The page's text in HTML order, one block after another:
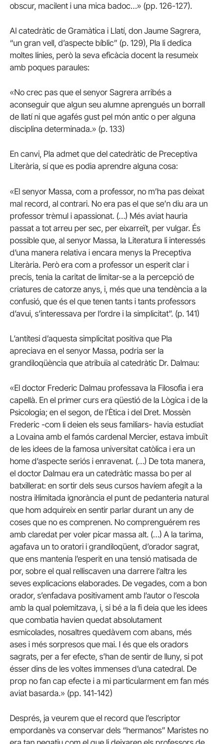
obscur, macilent i una mica badoc…» (pp. 126-127).
Al catedràtic de Gramàtica i Llatí, don Jaume Sagrera,
“un gran vell, d’aspecte bíblic” (p. 129), Pla li dedica
moltes línies, però la seva eficàcia docent la resumeix
amb poques paraules:
«No crec pas que el senyor Sagrera arribés a
aconseguir que algun seu alumne aprengués un borrall
de llatí ni que agafés gust pel món antic o per alguna
disciplina determinada.» (p. 133)
En canvi, Pla admet que del catedràtic de Preceptiva
Literària, sí que es podia aprendre alguna cosa:
«El senyor Massa, com a professor, no m’ha pas deixat
mal record, al contrari. No era pas el que se’n diu ara un
professor trèmul i apassionat. (…) Més aviat hauria
passat a tot arreu per sec, per eixarreït, per vulgar. És
possible que, al senyor Massa, la Literatura li interessés
d’una manera relativa i encara menys la Preceptiva
Literària. Però era com a professor un esperit clar i
precís, tenia la caritat de limitar-se a la percepció de
criatures de catorze anys, i, més que una tendència a la
confusió, que és el que tenen tants i tants professors
d’avui, s’interessava per l’ordre i la simplicitat”. (p. 141)
L’antítesi d’aquesta simplicitat positiva que Pla
apreciava en el senyor Massa, podria ser la
grandiloqüència que atribuïa al catedràtic Dr. Dalmau:
«El doctor Frederic Dalmau professava la Filosofia i era
capellà. En el primer curs era qüestió de la Lògica i de la
Psicologia; en el segon, de l’Ètica i del Dret. Mossèn
Frederic -com li deien els seus familiars- havia estudiat
a Lovaina amb el famós cardenal Mercier, estava imbuït
de les idees de la famosa universitat catòlica i era un
home d’aspecte seriós i enravenat. (…) De tota manera,
el doctor Dalmau era un catedràtic massa bo per al
batxillerat: en sortir dels seus cursos havíem afegit a la
nostra il·limitada ignorància el punt de pedanteria natural
que hom adquireix en sentir parlar durant un any de
coses que no es comprenen. No comprenguérem res
amb claredat per voler picar massa alt. (…) A la tarima,
agafava un to oratori i grandiloqüent, d’orador sagrat,
que ens mantenia l’esperit en una tensió matisada de
por, sobre el qual relliscaven una darrere l’altra les
seves explicacions elaborades. De vegades, com a bon
orador, s’enfadava positivament amb l’autor o l’escola
amb la qual polemitzava, i, si bé a la fi deia que les idees
que combatia havien quedat absolutament
esmicolades, nosaltres quedàvem com abans, més
ases i més sorpresos que mai. I és que els oradors
sagrats, per a fer efecte, s’han de sentir de lluny, si pot
ésser dins de les voltes immenses d’una catedral. De
prop no fan cap efecte i a mi particularment em fan més
aviat basarda.» (pp. 141-142)
Després, ja veurem que el record que l’escriptor
empordanès va conservar dels “hermanos” Maristes no